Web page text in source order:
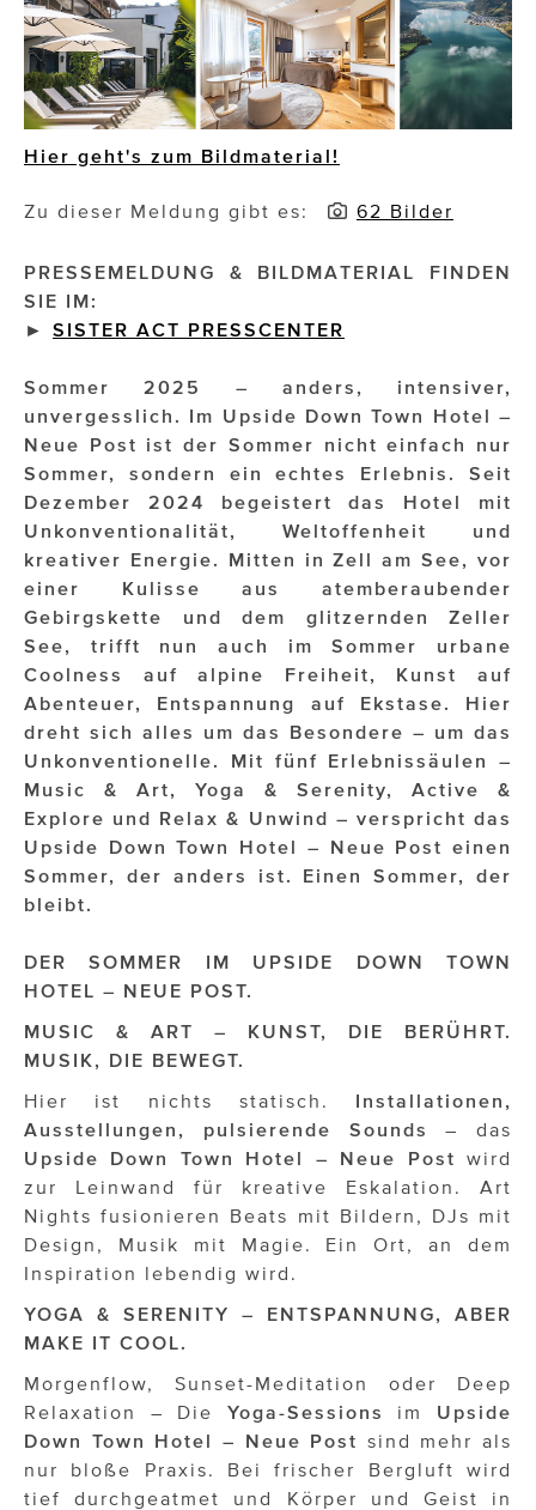
Dr. Albert Fuchs
Élan Flow
Foodsavers
FR!TZ EYEWEAR
GymBeam
Impressionisten
JOHANN STRAUSS – NEW DIMENSIONS
JOOLZ
JUWELIER WAGNER
Magenta Telekom
NEVER AGE NUTRITION
Nina Kraft – Kraft Media Minds
NORMAL
rot weiss rosé
sehen!wutscher
SISTER ACT
St. Peter Stiftskulinarium
Susanne Wuest
The Budims
THE GOODSTUFF
Upside Down Town Hotel – Neue Post
VieSFF – Vienna Spanish Film Festival
ÜBER UNS
Hier geht's zum Bildmaterial!
Zu dieser Meldung gibt es: 62 Bilder
PRESSEMELDUNG & BILDMATERIAL FINDEN
SIE IM:
► SISTER ACT PRESSCENTER
Sommer 2025 – anders, intensiver,
unvergesslich. Im Upside Down Town Hotel –
Neue Post ist der Sommer nicht einfach nur
Sommer, sondern ein echtes Erlebnis. Seit
Dezember 2024 begeistert das Hotel mit
Unkonventionalität, Weltoffenheit und
kreativer Energie. Mitten in Zell am See, vor
einer Kulisse aus atemberaubender
Gebirgskette und dem glitzernden Zeller
See, trifft nun auch im Sommer urbane
Coolness auf alpine Freiheit, Kunst auf
Abenteuer, Entspannung auf Ekstase. Hier
dreht sich alles um das Besondere – um das
Unkonventionelle. Mit fünf Erlebnissäulen –
Music & Art, Yoga & Serenity, Active &
Explore und Relax & Unwind – verspricht das
Upside Down Town Hotel – Neue Post einen
Sommer, der anders ist. Einen Sommer, der
bleibt.
DER SOMMER IM UPSIDE DOWN TOWN
HOTEL – NEUE POST.
MUSIC & ART – KUNST, DIE BERÜHRT.
MUSIK, DIE BEWEGT.
Hier ist nichts statisch. Installationen,
Ausstellungen, pulsierende Sounds
– das
Upside Down Town Hotel – Neue Post wird
zur Leinwand für kreative Eskalation. Art
Nights fusionieren Beats mit Bildern, DJs mit
Design, Musik mit Magie. Ein Ort, an dem
Inspiration lebendig wird.
YOGA & SERENITY – ENTSPANNUNG, ABER
MAKE IT COOL.
Morgenflow, Sunset-Meditation oder Deep
Relaxation – Die Yoga-Sessions im Upside
Down Town Hotel – Neue Post sind mehr als
nur bloße Praxis. Bei frischer Bergluft wird
tief durchgeatmet und Körper und Geist in